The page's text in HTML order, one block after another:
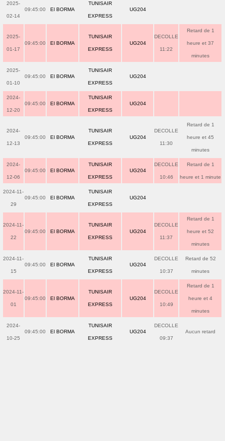
2025-
02-14
09:45:00 El BORMA
TUNISAIR
EXPRESS
UG204
2025-
01-17
09:45:00 El BORMA
TUNISAIR
EXPRESS
UG204
DECOLLE
11:22
Retard de 1
heure et 37
minutes
2025-
01-10
09:45:00 El BORMA
TUNISAIR
EXPRESS
UG204
2024-
12-20
09:45:00 El BORMA
TUNISAIR
EXPRESS
UG204
2024-
12-13
09:45:00 El BORMA
TUNISAIR
EXPRESS
UG204
DECOLLE
11:30
Retard de 1
heure et 45
minutes
2024-
12-06
09:45:00 El BORMA
TUNISAIR
EXPRESS
UG204
DECOLLE
10:46
Retard de 1
heure et 1 minute
2024-11-
29
09:45:00 El BORMA
TUNISAIR
EXPRESS
UG204
2024-11-
22
09:45:00 El BORMA
TUNISAIR
EXPRESS
UG204
DECOLLE
11:37
Retard de 1
heure et 52
minutes
2024-11-
15
09:45:00 El BORMA
TUNISAIR
EXPRESS
UG204
DECOLLE
10:37
Retard de 52
minutes
2024-11-
01
09:45:00 El BORMA
TUNISAIR
EXPRESS
UG204
DECOLLE
10:49
Retard de 1
heure et 4
minutes
2024-
10-25
09:45:00 El BORMA
TUNISAIR
EXPRESS
UG204
DECOLLE
09:37
Aucun retard